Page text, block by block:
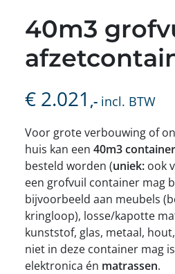
40m3
€ 2.021 ,- incl. BTW
Voor grote verbouwing of
huis kan een 40m3 container
besteld worden (uniek: ook
een grofvuil container mag
bijvoorbeeld aan meubels
kringloop), losse/kapotte
kunststof, glas, metaal,
niet in deze container mag
elektronica én matrassen.